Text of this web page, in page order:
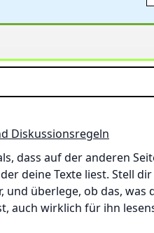
Diskussionsregeln
dass auf der anderen
deine Texte liest. Stell
und überlege, ob das, was
auch wirklich für ihn